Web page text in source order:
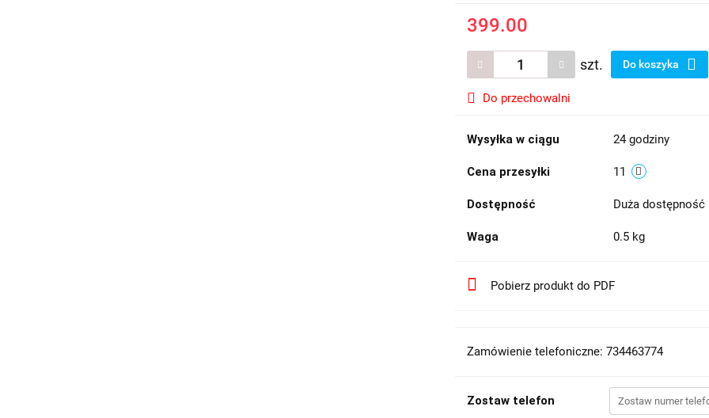
399.00
szt. Do koszyka
Do przechowalni
Wysyłka w ciągu 24 godziny
Cena przesyłki 11
Dostępność Duża dostępność
Waga 0.5 kg
Pobierz produkt do PDF
Zamówienie telefoniczne: 734463774
Zostaw telefon